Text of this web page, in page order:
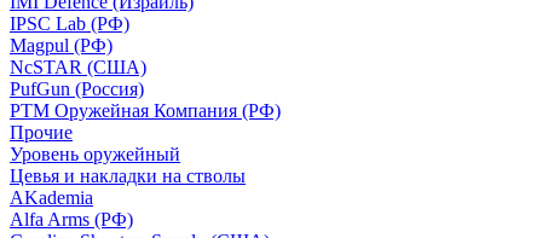
IPSC Lab (РФ)
Magpul (РФ)
NcSTAR (США)
PufGun (Россия)
РТМ Оружейная Компания (РФ)
Прочие
Уровень оружейный
Цевья и накладки на стволы
AKademia
Alfa Arms (РФ)